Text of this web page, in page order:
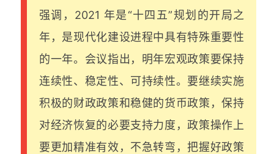
强调，2021 年是“十四五”规划的开局之
年，是现代化建设进程中具有特殊重要性
的一年。会议指出，明年宏观政策要保持
连续性、稳定性、可持续性。要继续实施
积极的财政政策和稳健的货币政策，保持
对经济恢复的必要支持力度，政策操作上
要更加精准有效，不急转弯，把握好政策